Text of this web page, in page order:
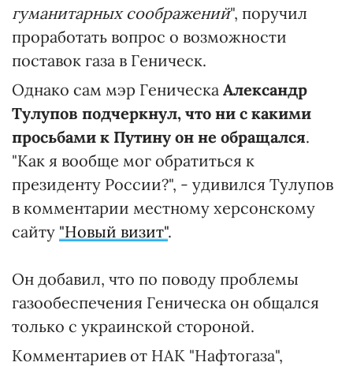
гуманитарных соображений", поручил
проработать вопрос о возможности
поставок газа в Геническ.
Однако сам мэр Геническа Александр
Тулупов подчеркнул, что ни с какими
просьбами к Путину он не обращался.
"Как я вообще мог обратиться к
президенту России?", - удивился Тулупов
в комментарии местному херсонскому
сайту "Новый визит".
Он добавил, что по поводу проблемы
газообеспечения Геническа он общался
только с украинской стороной.
Комментариев от НАК "Нафтогаза",